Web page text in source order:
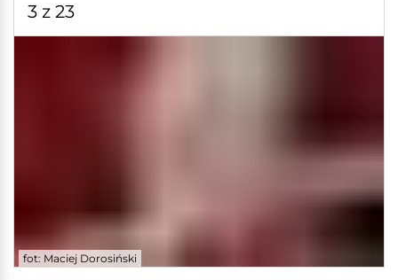
3 z 23
fot: Maciej Dorosiński